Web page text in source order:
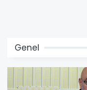
Genel